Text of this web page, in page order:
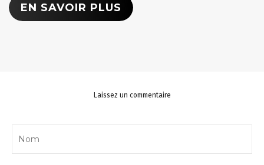
EN SAVOIR PLUS
Laissez un commentaire